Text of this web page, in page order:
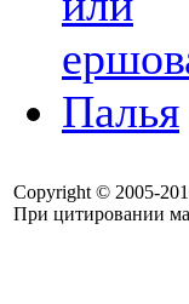
Палья
Copyright © 2005-
При цитировании